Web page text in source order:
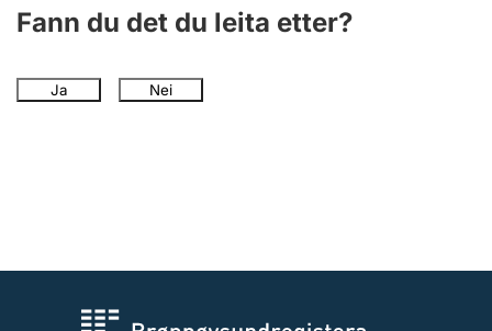
Fann du det du leita etter?
Ja Nei